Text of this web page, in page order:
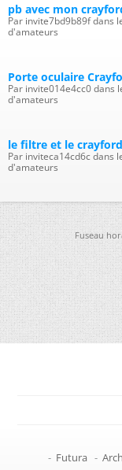
pb avec mon
Par invite7bd9b89f dans
d'amateurs
Porte oculaire
Par invite014e4cc0 dans
d'amateurs
le filtre et le
Par inviteca14cd6c dans
d'amateurs
Fuseau
- Futura -